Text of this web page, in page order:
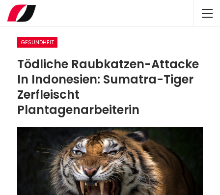
GESUNDHEIT
Tödliche Raubkatzen-Attacke
In Indonesien: Sumatra-Tiger
Zerfleischt
Plantagenarbeiterin